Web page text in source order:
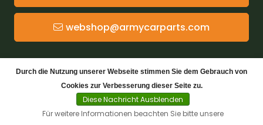
webshop@armycarparts.com
KATEGORIEN
KUNDENDIENST
Durch die Nutzung unserer Webseite stimmen Sie dem Gebrauch von
Cookies zur Verbesserung dieser Seite zu.
Diese Nachricht Ausblenden
Für weitere Informationen beachten Sie bitte unsere